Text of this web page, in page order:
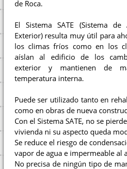
de Roca.
El Sistema SATE (Sistema de
Exterior) resulta muy útil para
los climas fríos como en los
aíslan al edificio de los
exterior y mantienen de
temperatura interna.
Puede ser utilizado tanto en
como en obras de nueva
Con el Sistema SATE, no se
vivienda ni su aspecto queda
Se reduce el riesgo de
vapor de agua e impermeable al
No precisa de ningún tipo de